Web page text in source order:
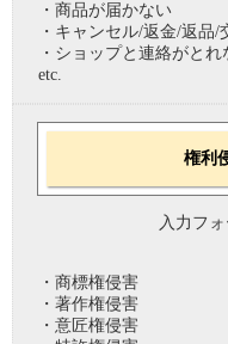
・商品が届かない
・キャンセル/返金/返品/
・ショップと連絡がとれ
etc.
権利
入力フ
・商標権侵害
・著作権侵害
・意匠権侵害